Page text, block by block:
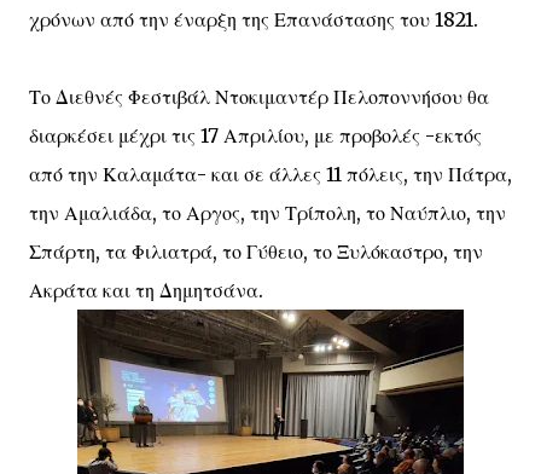
χρόνων από την έναρξη της Επανάστασης του 1821.
Το Διεθνές Φεστιβάλ Ντοκιμαντέρ Πελοποννήσου θα
διαρκέσει μέχρι τις 17 Απριλίου, με προβολές -εκτός
από την Καλαμάτα- και σε άλλες 11 πόλεις, την Πάτρα,
την Αμαλιάδα, το Αργος, την Τρίπολη, το Ναύπλιο, την
Σπάρτη, τα Φιλιατρά, το Γύθειο, το Ξυλόκαστρο, την
Ακράτα και τη Δημητσάνα.